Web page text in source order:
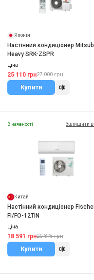
Японія
Настінний кондиціонер
Heavy SRK-ZSPR
Ціна
25 110 грн27 000 грн
Купити
В наявності Залишити
Китай
Настінний кондиціонер
FI/FO-12TIN
Ціна
18 591 грн20 875 грн
Купити